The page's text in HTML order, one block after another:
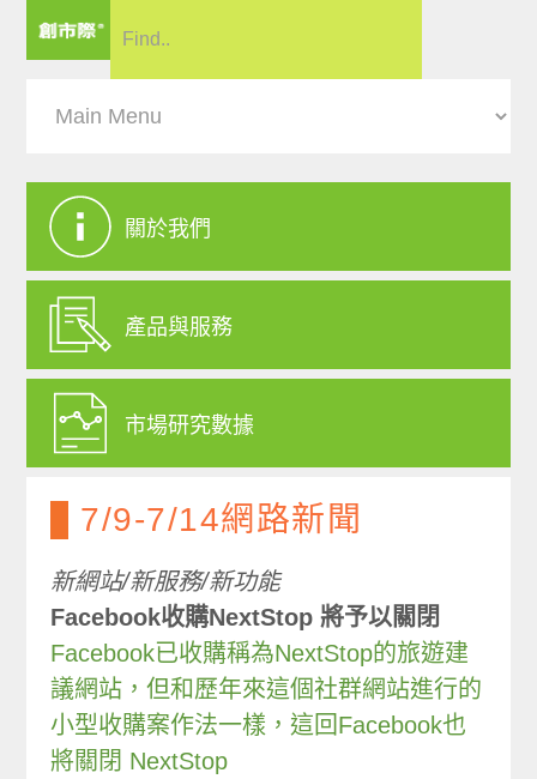
關於我們
產品與服務
市場研究數據
7/9-7/14網路新聞
新網站/新服務/新功能
Facebook收購NextStop 將予以關閉
Facebook已收購稱為NextStop的旅遊建
議網站，但和歷年來這個社群網站進行的
小型收購案作法一樣，這回Facebook也
將關閉 NextStop